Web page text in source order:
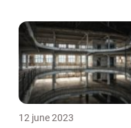
12 june 2023